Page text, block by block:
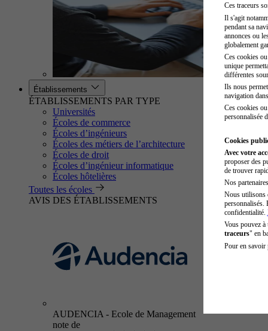
Établissements
ÉTABLISSEMENTS PAR TYPE
Universités
Écoles de commerce
Écoles d’ingénieurs
Écoles des métiers de l’architecture
Écoles de droit
Écoles d’ingénieur informatique
Écoles hôtelières
Toutes les écoles
AVIS DES ÉTABLISSEMENTS
AUDENCIA - Ecole de Management
note de
Ces traceurs
Il s'agit
pendant sa
annonces ou
globalement
Ces cookies
unique
différentes
Ils nous
navigation
Ces cookies
personnalisée
Cookies
Avec votre
proposer des
de trouver
Nos
Nous utilisons
personnalisés.
confidentialité.
Vous pouvez
traceurs" en
Pour en